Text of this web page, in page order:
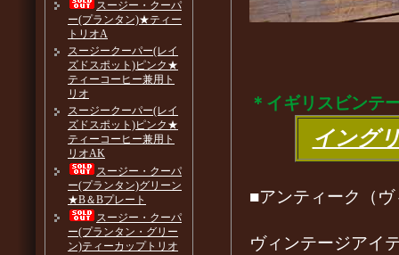
＊イギリスビンテ
イング
■アンティーク（
ヴィンテージアイ
スージー・クーパ
ー(プランタン)★ティー
トリオA
スージークーパー(レイ
ズドスポット)ピンク★
ティーコーヒー兼用ト
リオ
スージークーパー(レイ
ズドスポット)ピンク★
ティーコーヒー兼用ト
リオAK
スージー・クーパ
ー(プランタン)グリーン
★B＆Bプレート
スージー・クーパ
ー(プランタン・グリー
ン)ティーカップトリオ